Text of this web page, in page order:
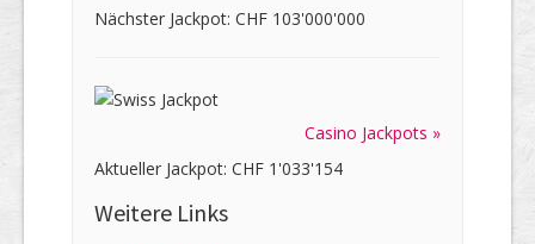
Nächster Jackpot: CHF 103'000'000
Casino Jackpots »
Aktueller Jackpot: CHF 1'033'154
Weitere Links